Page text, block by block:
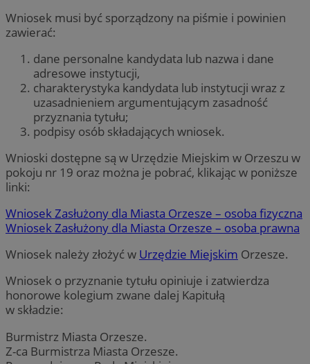
Wniosek musi być sporządzony na piśmie i powinien
zawierać:
dane personalne kandydata lub nazwa i dane
adresowe instytucji,
charakterystyka kandydata lub instytucji wraz z
uzasadnieniem argumentującym zasadność
przyznania tytułu;
podpisy osób składających wniosek.
Wnioski dostępne są w Urzędzie Miejskim w Orzeszu w
pokoju nr 19 oraz można je pobrać, klikając w poniższe
linki:
Wniosek Zasłużony dla Miasta Orzesze – osoba fizyczna
Wniosek Zasłużony dla Miasta Orzesze – osoba prawna
Wniosek należy złożyć w Urzędzie Miejskim Orzesze.
Wniosek o przyznanie tytułu opiniuje i zatwierdza
honorowe kolegium zwane dalej Kapitułą
w składzie:
Burmistrz Miasta Orzesze.
Z-ca Burmistrza Miasta Orzesze.